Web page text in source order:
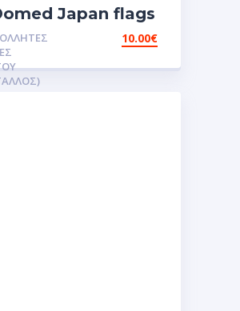
Japan flags
sticker
ετικέτες
10.00€